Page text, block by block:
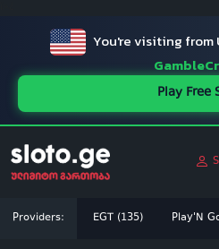
You're visiting from
Play Free
Providers: EGT (135) Play'N